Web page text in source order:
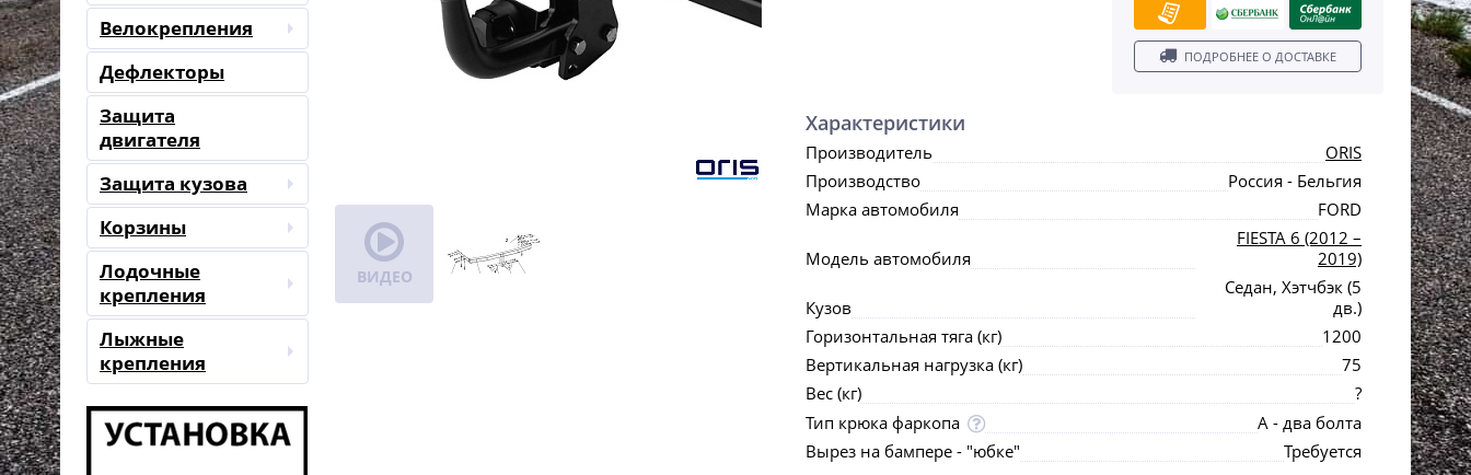
Велокрепления
Дефлекторы
Защита
двигателя
Защита кузова
Корзины
Лодочные
крепления
Лыжные
крепления
ВИДЕО
ПОДРОБНЕЕ О ДОСТАВКЕ
Характеристики
Производитель
ORIS
Производство
Россия - Бельгия
Марка автомобиля
FORD
Модель автомобиля
FIESTA 6 (2012 –
2019)
Кузов
Седан, Хэтчбэк (5
дв.)
Горизонтальная тяга (кг)
1200
Вертикальная нагрузка (кг)
75
Вес (кг)
?
Тип крюка фаркопа
А - два болта
Вырез на бампере - "юбке"
Требуется